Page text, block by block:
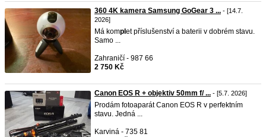
360 4K kamera Samsung GoGear 3 ... - [14.7.
2026]
Má kompl et příslušenství a baterii v dobrém stavu.
Samo ...
Zahraničí - 987 66
2 750 Kč
Canon EOS R + objektiv 50mm f/ ... - [5.7. 2026]
Prodám fotoaparát Canon EOS R v perfektním
stavu. Jedná ...
Karviná - 735 81